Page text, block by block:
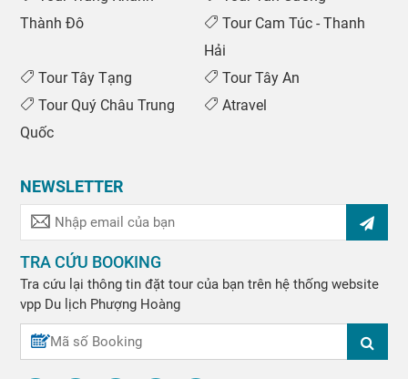
Thành Đô
Tour Cam Túc - Thanh
Hải
Tour Tây Tạng
Tour Tây An
Tour Quý Châu Trung
Quốc
Atravel
NEWSLETTER
TRA CỨU BOOKING
Tra cứu lại thông tin đặt tour của bạn trên hệ thống website
vpp Du lịch Phượng Hoàng